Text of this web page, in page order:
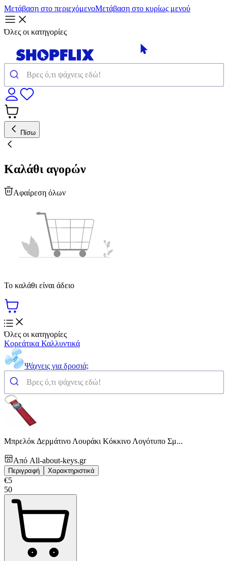
Μετάβαση στο περιεχόμενοΜετάβαση στο κυρίως μενού
Όλες οι κατηγορίες
Πίσω
Καλάθι αγορών
Αφαίρεση όλων
Το καλάθι είναι άδειο
Όλες οι κατηγορίες
Κορεάτικα Καλλυντικά
Ψάχνεις για δροσιά;
Μπρελόκ Δερμάτινο Λουράκι Κόκκινο Λογότυπο Σμ...
Από All-about-keys.gr
Περιγραφή Χαρακτηριστικά
€5
50